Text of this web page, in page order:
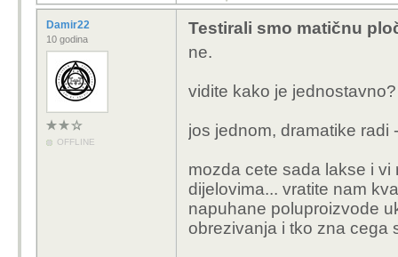
Damir22
10 godina
OFFLINE
Testirali smo matičnu
ne.
vidite kako je
jos jednom, dramatike radi
mozda cete sada lakse i
dijelovima... vratite nam
napuhane poluproizvode
obrezivanja i tko zna cega